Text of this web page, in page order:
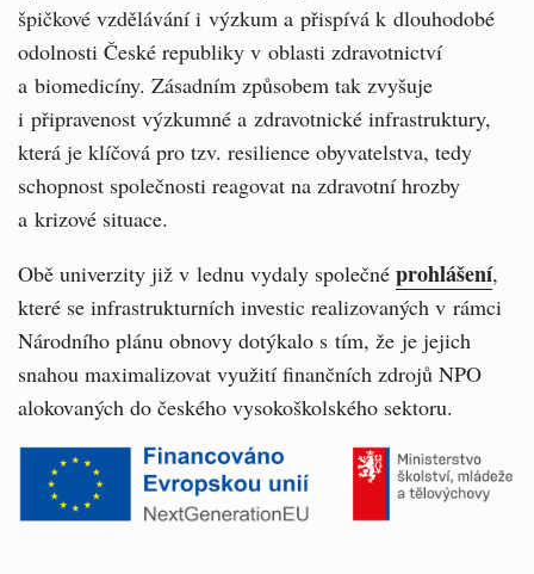
špičkové vzdělávání i výzkum a přispívá k dlouhodobé
odolnosti České republiky v oblasti zdravotnictví
a biomedicíny. Zásadním způsobem tak zvyšuje
i připravenost výzkumné a zdravotnické infrastruktury,
která je klíčová pro tzv. resilience obyvatelstva, tedy
schopnost společnosti reagovat na zdravotní hrozby
a krizové situace.
Obě univerzity již v lednu vydaly společné prohlášení,
které se infrastrukturních investic realizovaných v rámci
Národního plánu obnovy dotýkalo s tím, že je jejich
snahou maximalizovat využití finančních zdrojů NPO
alokovaných do českého vysokoškolského sektoru.